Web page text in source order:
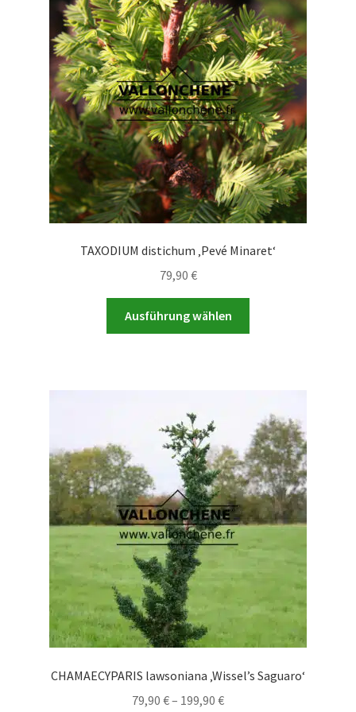
Optionen
können
auf
der
Produktseite
gewählt
werden
TAXODIUM distichum ‚Pevé Minaret‘
79,90 €
Ausführung wählen
Die
Optionen
können
auf
der
Produktseite
gewählt
werden
CHAMAECYPARIS lawsoniana ‚Wissel’s Saguaro‘
79,90 €– 199,90 €Preisspanne: